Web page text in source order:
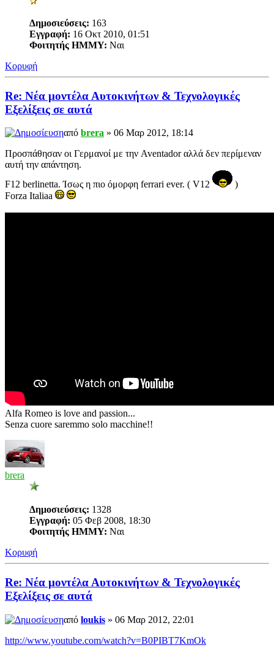
Δημοσιεύσεις: 163
Εγγραφή: 16 Οκτ 2010, 01:51
Φοιτητής ΗΜΜΥ: Ναι
Κορυφή
Re: Νέα μοντέλα Αυτοκινήτων & Τεχνολογικές
Εξελίξεις σε αυτά
από brera » 06 Μαρ 2012, 18:14
Προσπάθησαν οι Γερμανοί με την Aventador αλλά δεν περίμεναν
αυτή την απάντηση.
F12 berlinetta. Ίσως η πιο όμορφη ferrari ever. ( V12
)
Forza Italiaa
Alfa Romeo is love and passion...
Senza cuore saremmo solo macchine!!
brera
Δημοσιεύσεις: 1328
Εγγραφή: 05 Φεβ 2008, 18:30
Φοιτητής ΗΜΜΥ: Ναι
Κορυφή
Re: Νέα μοντέλα Αυτοκινήτων & Τεχνολογικές
Εξελίξεις σε αυτά
από loukis » 06 Μαρ 2012, 22:01
http://www.youtube.com/watch?v=B0PIBT7KmOk